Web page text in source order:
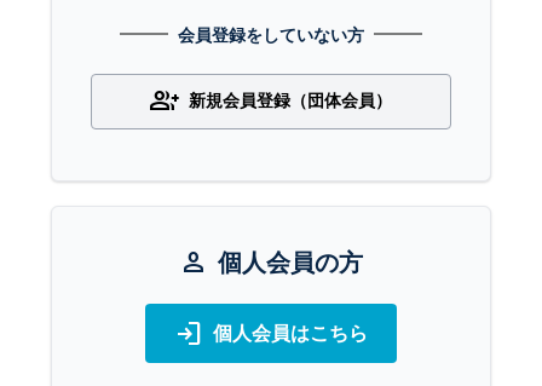
会員登録をしていない方
group_add 新規会員登録（団体会員）
person 個人会員の方
login 個人会員はこちら